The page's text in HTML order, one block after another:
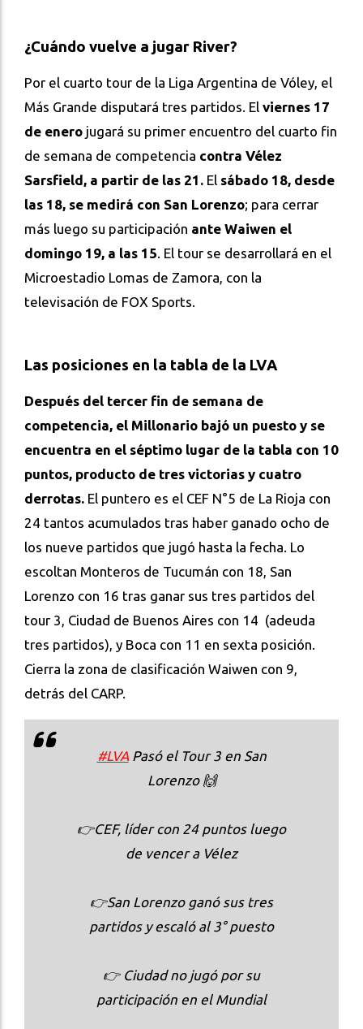
¿Cuándo vuelve a jugar River?
Por el cuarto tour de la Liga Argentina de Vóley, el
Más Grande disputará tres partidos. El viernes 17
de enero jugará su primer encuentro del cuarto fin
de semana de competencia contra Vélez
Sarsfield, a partir de las 21. El sábado 18, desde
las 18, se medirá con San Lorenzo; para cerrar
más luego su participación ante Waiwen el
domingo 19, a las 15 . El tour se desarrollará en el
Microestadio Lomas de Zamora, con la
televisación de FOX Sports.
Las posiciones en la tabla de la LVA
Después del tercer fin de semana de
competencia, el Millonario bajó un puesto y se
encuentra en el séptimo lugar de la tabla con 10
puntos, producto de tres victorias y cuatro
derrotas. El puntero es el CEF N°5 de La Rioja con
24 tantos acumulados tras haber ganado ocho de
los nueve partidos que jugó hasta la fecha. Lo
escoltan Monteros de Tucumán con 18, San
Lorenzo con 16 tras ganar sus tres partidos del
tour 3, Ciudad de Buenos Aires con 14 (adeuda
tres partidos), y Boca con 11 en sexta posición.
Cierra la zona de clasificación Waiwen con 9,
detrás del CARP.
#LVAPasó el Tour 3 en San
Lorenzo 🙌
👉CEF, líder con 24 puntos luego
de vencer a Vélez
👉San Lorenzo ganó sus tres
partidos y escaló al 3° puesto
👉 Ciudad no jugó por su
participación en el Mundial